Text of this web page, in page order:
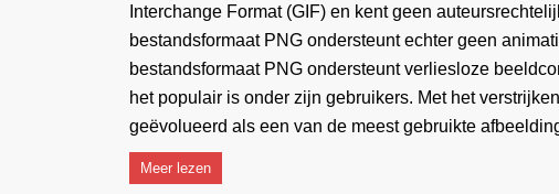
Interchange Format (GIF) en kent geen
bestandsformaat PNG ondersteunt echter geen
bestandsformaat PNG ondersteunt verliesloze
het populair is onder zijn gebruikers. Met het
geëvolueerd als een van de meest gebruikte
Meer lezen